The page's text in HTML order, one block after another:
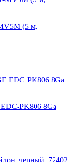
(5 м,
PK806 8Ga